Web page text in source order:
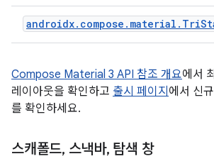
Compose Material 3 API 참조 개요에서
레이아웃을 확인하고 출시 페이지 에서 신
를 확인하세요.
스캐폴드, 스낵바, 탐색 창